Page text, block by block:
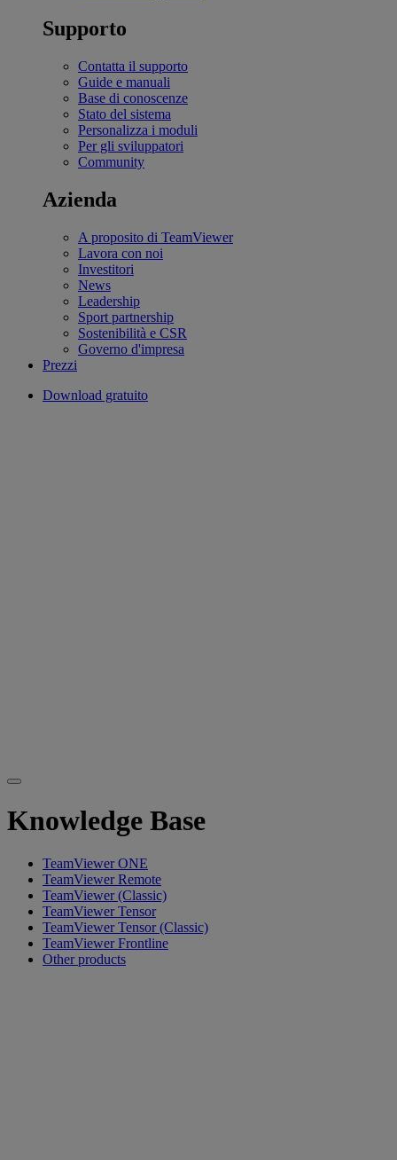
Supporto
Contatta il supporto
Guide e manuali
Base di conoscenze
Stato del sistema
Personalizza i moduli
Per gli sviluppatori
Community
Azienda
A proposito di TeamViewer
Lavora con noi
Investitori
News
Leadership
Sport partnership
Sostenibilità e CSR
Governo d'impresa
Prezzi
Download gratuito
Knowledge Base
TeamViewer ONE
TeamViewer Remote
TeamViewer (Classic)
TeamViewer Tensor
TeamViewer Tensor (Classic)
TeamViewer Frontline
Other products